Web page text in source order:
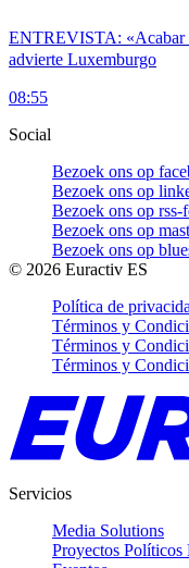
ENTREVISTA: «Acabar
advierte Luxemburgo
08:55
Social
Bezoek ons op
Bezoek ons op
Bezoek ons op rss-
Bezoek ons op
Bezoek ons op
© 2026 Euractiv ES
Política de
Términos y
Términos y
Términos y
Servicios
Media Solutions
Proyectos Políticos